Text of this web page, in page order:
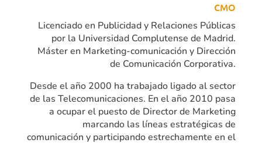
CMO
Licenciado en Publicidad y Relaciones Públicas
por la Universidad Complutense de Madrid.
Máster en Marketing-comunicación y Dirección
de Comunicación Corporativa.
Desde el año 2000 ha trabajado ligado al sector
de las Telecomunicaciones. En el año 2010 pasa
a ocupar el puesto de Director de Marketing
marcando las líneas estratégicas de
comunicación y participando estrechamente en el